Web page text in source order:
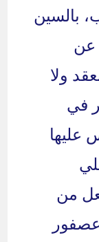
بالسين
عن
ولا
في
عليها
من